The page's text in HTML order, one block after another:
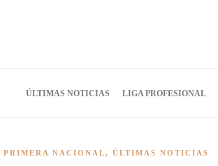
ÚLTIMAS NOTICIAS LIGA PROFESIONAL
PRIMERA NACIONAL, ÚLTIMAS NOTICIAS